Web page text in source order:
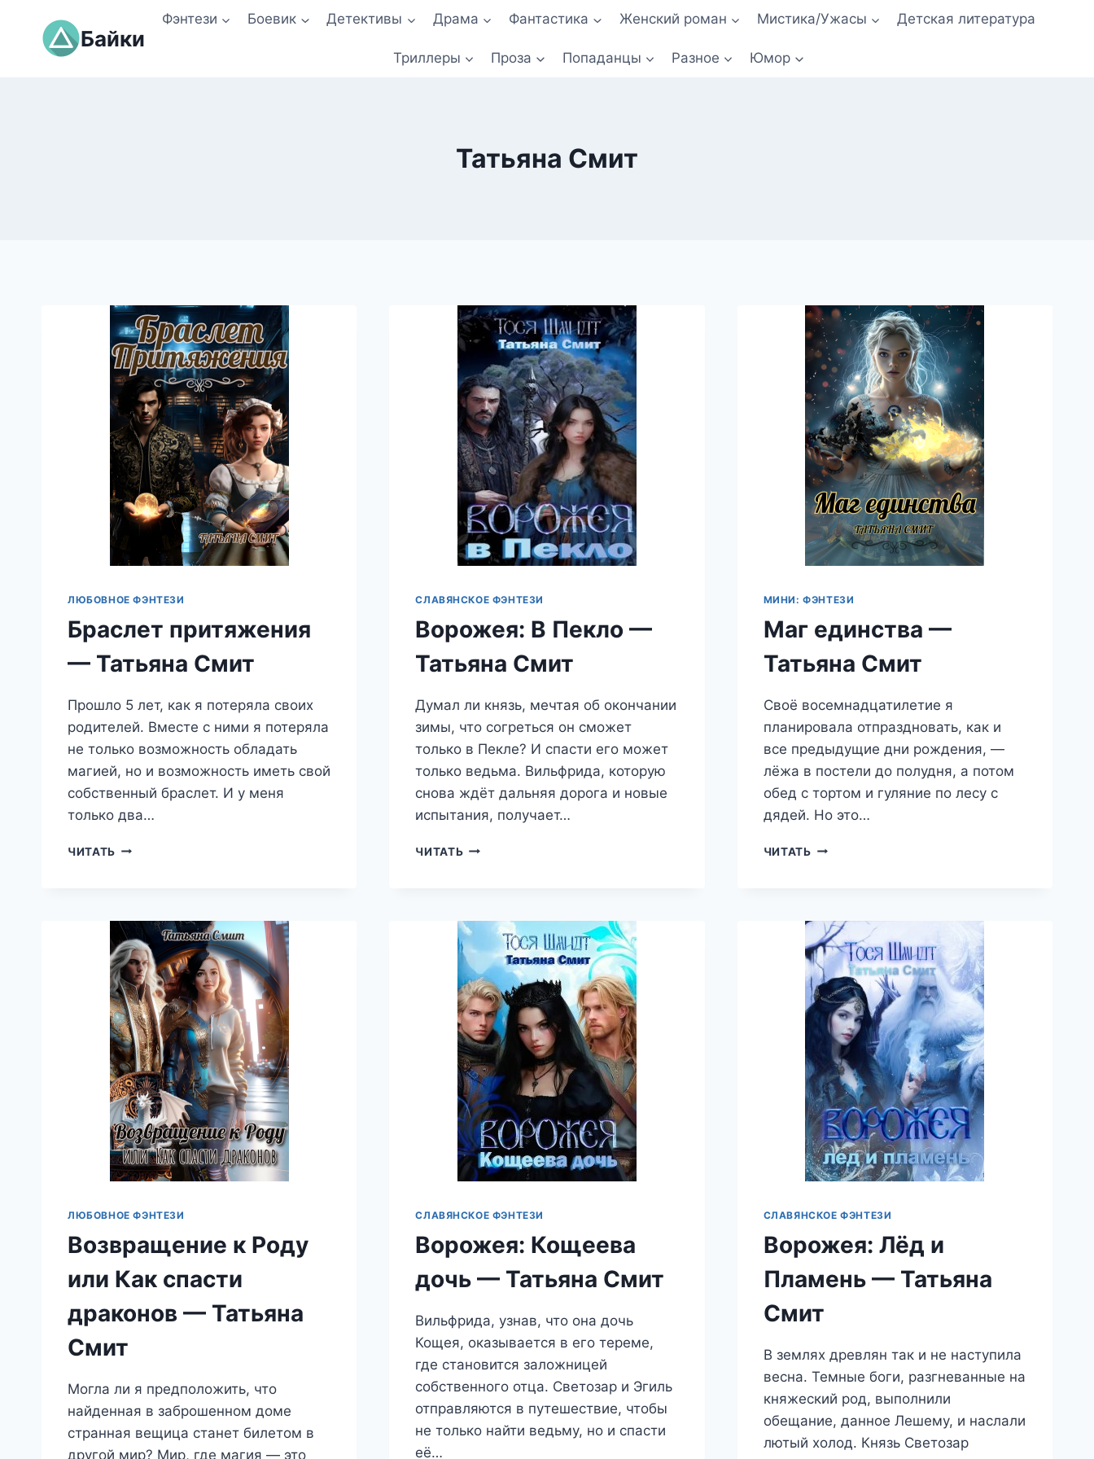
содержимому
Байки
Фэнтези Боевик Детективы Драма Фантастика Женский роман Мистика/Ужасы Детская литература
Триллеры Проза Попаданцы Разное Юмор
Татьяна Смит
ЛЮБОВНОЕ ФЭНТЕЗИ
Браслет притяжения
— Татьяна Смит
Прошло 5 лет, как я потеряла своих
родителей. Вместе с ними я потеряла
не только возможность обладать
магией, но и возможность иметь свой
собственный браслет. И у меня
только два…
ЧИТАТЬ БРАСЛЕТ
СЛАВЯНСКОЕ ФЭНТЕЗИ
Ворожея: В Пекло —
Татьяна Смит
Думал ли князь, мечтая об окончании
зимы, что согреться он сможет
только в Пекле? И спасти его может
только ведьма. Вильфрида, которую
снова ждёт дальняя дорога и новые
испытания, получает…
ЧИТАТЬ ВОРОЖЕЯ:
СМИТ
МИНИ: ФЭНТЕЗИ
Маг единства —
Татьяна Смит
Своё восемнадцатилетие я
планировала отпраздновать, как и
все предыдущие дни рождения, —
лёжа в постели до полудня, а потом
обед с тортом и гуляние по лесу с
дядей. Но это…
ЧИТАТЬ МАГ
ЛЮБОВНОЕ ФЭНТЕЗИ
Возвращение к Роду
или Как спасти
драконов — Татьяна
Смит
Могла ли я предположить, что
найденная в заброшенном доме
странная вещица станет билетом в
другой мир? Мир, где магия — это
СЛАВЯНСКОЕ ФЭНТЕЗИ
Ворожея: Кощеева
дочь — Татьяна Смит
Вильфрида, узнав, что она дочь
Кощея, оказывается в его тереме,
где становится заложницей
собственного отца. Светозар и Эгиль
отправляются в путешествие, чтобы
не только найти ведьму, но и спасти
её…
СЛАВЯНСКОЕ ФЭНТЕЗИ
Ворожея: Лёд и
Пламень — Татьяна
Смит
В землях древлян так и не наступила
весна. Темные боги, разгневанные на
княжеский род, выполнили
обещание, данное Лешему, и наслали
лютый холод. Князь Светозар